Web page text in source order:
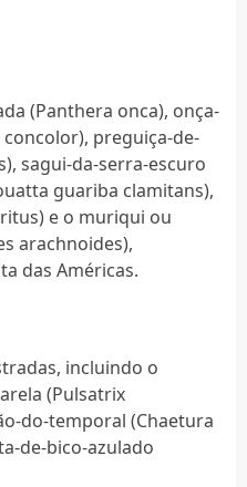
(Panthera onca), onça-
preguiça-de-
sagui-da-serra-escuro
guariba clamitans),
e o muriqui ou
arachnoides),
das Américas.
incluindo o
(Pulsatrix
do-temporal (Chaetura
de-bico-azulado